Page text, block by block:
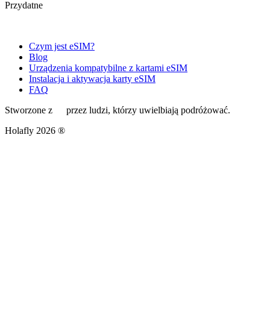
Przydatne
Czym jest eSIM?
Blog
Urządzenia kompatybilne z kartami eSIM
Instalacja i aktywacja karty eSIM
FAQ
Stworzone z
przez ludzi, którzy uwielbiają podróżować.
Holafly 2026 ®